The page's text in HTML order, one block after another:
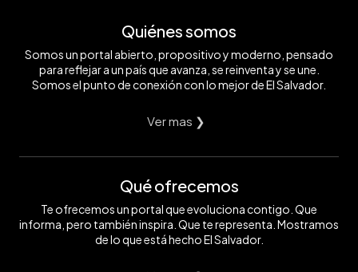
Quiénes somos
Somos un portal abierto, propositivo y moderno, pensado
para reflejar a un país que avanza, se reinventa y se une.
Somos el punto de conexión con lo mejor de El Salvador.
Ver mas ❯
Qué ofrecemos
Te ofrecemos un portal que evoluciona contigo. Que
informa, pero también inspira. Que te representa. Mostramos
de lo que está hecho El Salvador.